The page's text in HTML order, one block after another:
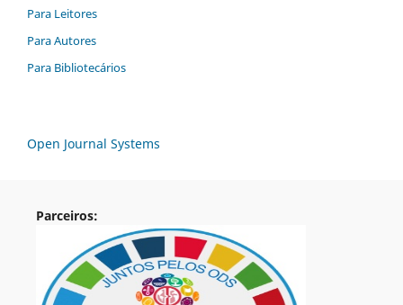
Para Leitores
Para Autores
Para Bibliotecários
Open Journal Systems
Parceiros: